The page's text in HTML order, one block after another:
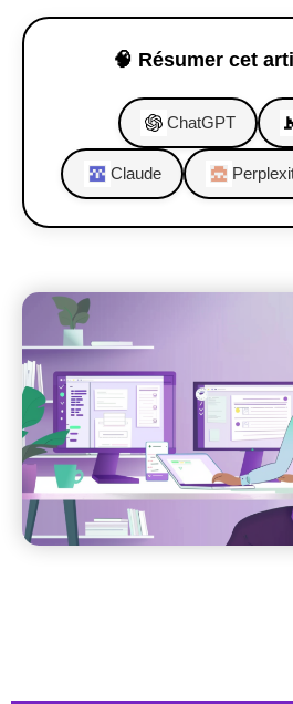
🧠 Résumer cet
ChatGPT
Claude